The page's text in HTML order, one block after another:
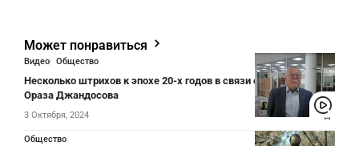
Может понравиться
Видео Общество
Несколько штрихов к эпохе 20-х годов в связи с юбилеем
Ораза Джандосова
3 Октября, 2024
Общество